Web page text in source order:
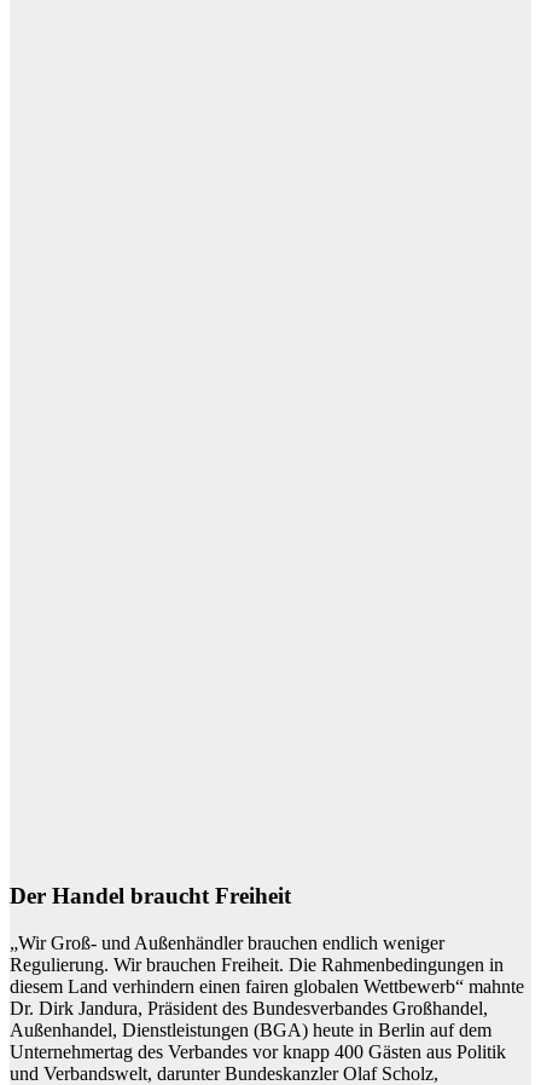
Der Handel braucht Freiheit
„Wir Groß- und Außenhändler brauchen endlich weniger
Regulierung. Wir brauchen Freiheit. Die Rahmenbedingungen in
diesem Land verhindern einen fairen globalen Wettbewerb“ mahnte
Dr. Dirk Jandura, Präsident des Bundesverbandes Großhandel,
Außenhandel, Dienstleistungen (BGA) heute in Berlin auf dem
Unternehmertag des Verbandes vor knapp 400 Gästen aus Politik
und Verbandswelt, darunter Bundeskanzler Olaf Scholz,